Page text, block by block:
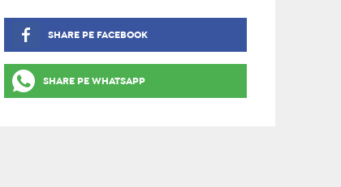
SHARE PE FACEBOOK
SHARE PE WHATSAPP